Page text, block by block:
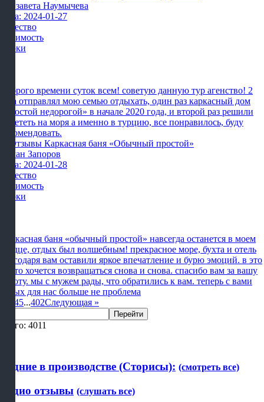
Елизавета Наумычева
Дата: 2024-01-27
Качество
Стоимость
Сроки
Доброго времени суток всем! советую данную тур агенство! 2
раза отправлял мою семью отдыхать, один раз каркасный дом
«простой недорогой» в начале 2020 года, и второй раз решили
полететь на моря а именно в турцию, все понравилось, буду
рекомендовать.
Роман Запоров
Дата: 2024-01-28
Качество
Стоимость
Сроки
Каркасная баня «обычный простой» навсегда останется в моем
сердце, отдых был волшебным! прекрасное море, бухта и отель
благодаря вам оставили яркое впечатление и бурю эмоций. в это
место хочется возвращаться снова и снова. спасибо вам за вашу
работу. мы с мужем рады, что обратились к вам. теперь с вами
отдых для нас больше не проблема
45...402Следующая »
Перейти
Всего: 4011
Будние в производстве (Сторисы): (смотреть все)
Аудио отзывы (слушать все)